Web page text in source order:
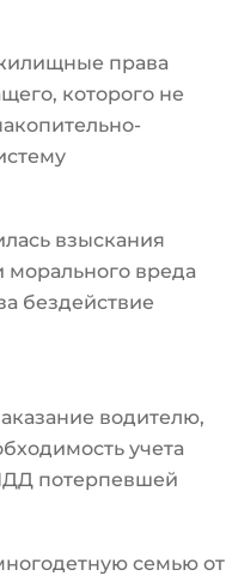
права
которого не
взыскания
вреда
бездействие
водителю,
учета
потерпевшей
семью от